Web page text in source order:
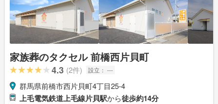
家族葬のタクセル 前橋西片貝町
4.3 (2件) 設立： ---
群馬県前橋市西片貝町4丁目25-4
上毛電気鉄道上毛線片貝駅から徒歩約14分